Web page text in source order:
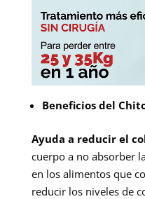
Beneficios del
Ayuda a reducir el
cuerpo a no absorber
en los alimentos que
reducir los niveles de